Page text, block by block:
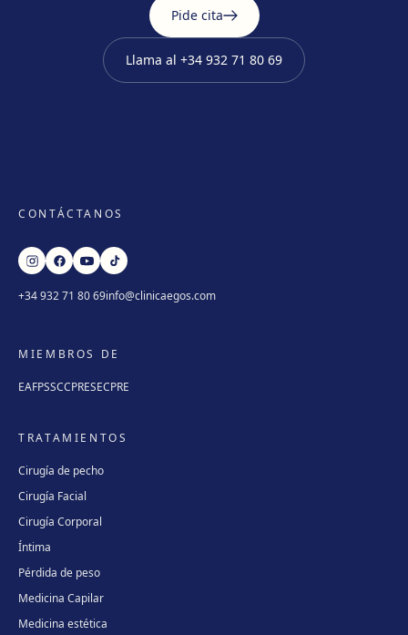
Pide cita
Llama al +34 932 71 80 69
CONTÁCTANOS
+34 932 71 80 69info@clinicaegos.com
MIEMBROS DE
EAFPSSCCPRESECPRE
TRATAMIENTOS
Cirugía de pecho
Cirugía Facial
Cirugía Corporal
Íntima
Pérdida de peso
Medicina Capilar
Medicina estética